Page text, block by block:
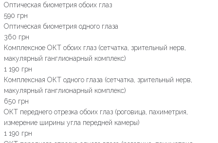
Оптическая биометрия обоих глаз
590 грн
Оптическая биометрия одного глаза
360 грн
Комплексное ОКТ обоих глаз (сетчатка, зрительный нерв,
макулярный ганглионарный комплекс)
1 190 грн
Комплексная ОКТ одного глаза (сетчатка, зрительный нерв,
макулярный ганглионарный комплекс)
650 грн
ОКТ переднего отрезка обоих глаз (роговица, пахиметрия,
измерение ширины угла передней камеры)
1 190 грн